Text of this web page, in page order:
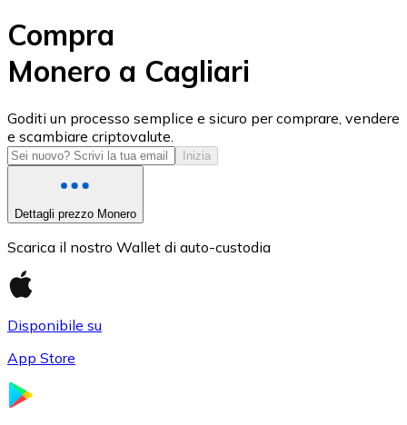
USD Coin
USDC
Compra
Monero a Cagliari
Goditi un processo semplice e sicuro per comprare, vendere
e scambiare criptovalute.
Inizia
Dettagli prezzo Monero
Scarica il nostro Wallet di auto-custodia
Disponibile su
App Store